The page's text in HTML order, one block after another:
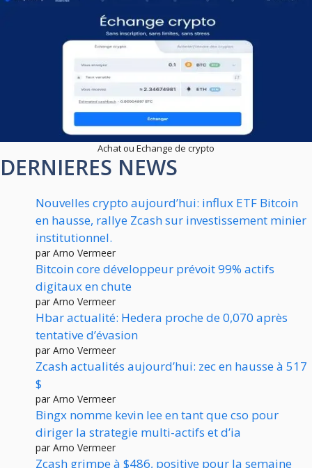
Achat ou Echange de crypto
DERNIERES NEWS
Nouvelles crypto aujourd’hui: influx ETF Bitcoin
en hausse, rallye Zcash sur investissement minier
institutionnel.
par Arno Vermeer
Bitcoin core développeur prévoit 99% actifs
digitaux en chute
par Arno Vermeer
Hbar actualité: Hedera proche de 0,070 après
tentative d’évasion
par Arno Vermeer
Zcash actualités aujourd’hui: zec en hausse à 517
$
par Arno Vermeer
Bingx nomme kevin lee en tant que cso pour
diriger la strategie multi-actifs et d’ia
par Arno Vermeer
Zcash grimpe à $486, positive pour la semaine